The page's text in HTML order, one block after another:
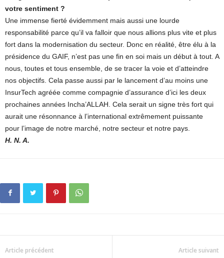
votre sentiment ?
Une immense fierté évidemment mais aussi une lourde
responsabilité parce qu’il va falloir que nous allions plus vite et plus
fort dans la modernisation du secteur. Donc en réalité, être élu à la
présidence du GAIF, n’est pas une fin en soi mais un début à tout. A
nous, toutes et tous ensemble, de se tracer la voie et d’atteindre
nos objectifs. Cela passe aussi par le lancement d’au moins une
InsurTech agréée comme compagnie d’assurance d’ici les deux
prochaines années Incha’ALLAH. Cela serait un signe très fort qui
aurait une résonnance à l’international extrêmement puissante
pour l’image de notre marché, notre secteur et notre pays.
H. N. A.
Article précédent Article suivant